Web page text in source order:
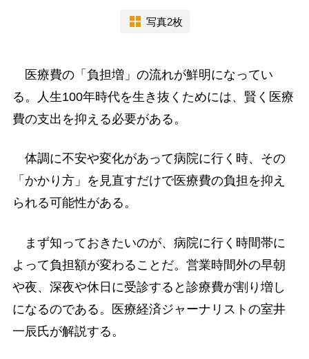
写真2枚
医療費の「負担増」の流れが鮮明になってい
る。人生100年時代を生き抜くためには、賢く医療
費の支出を抑える必要がある。
体調に不安や変化があって病院に行く時、その
「かかり方」を見直すだけで医療費の負担を抑え
られる可能性がある。
まず知っておきたいのが、病院に行く時間帯に
よって負担額が変わることだ。営業時間外の早朝
や夜、深夜や休日に受診すると診療費が割り増し
になるのである。医療経済ジャーナリストの室井
一辰氏が解説する。